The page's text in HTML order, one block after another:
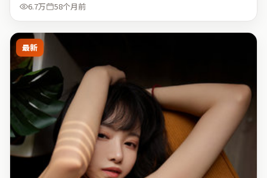
6.7万
58个月前
最新